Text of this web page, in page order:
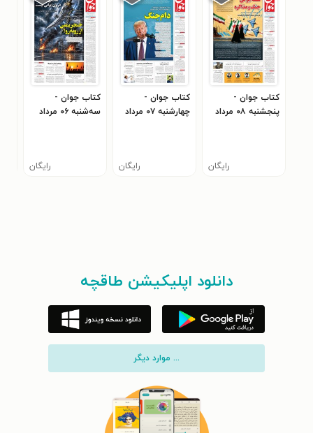
کتاب جوان -
پنجشنبه ۰۸ مرداد
رایگان
کتاب جوان -
چهارشنبه ۰۷ مرداد
رایگان
کتاب جوان -
سه‌شنبه ۰۶ مرداد
رایگان
دانلود اپلیکیشن طاقچه
... موارد دیگر